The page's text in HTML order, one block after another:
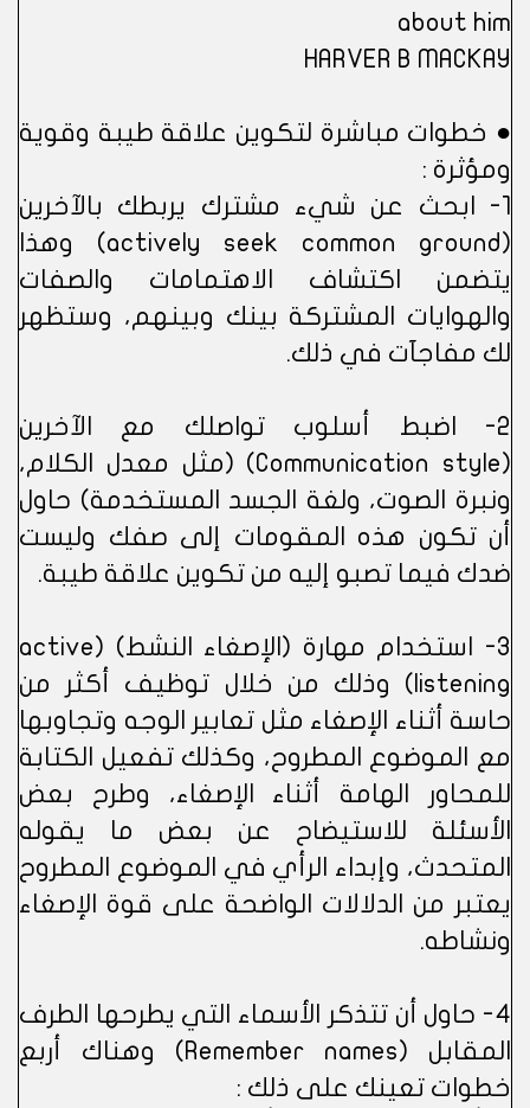
about him
HARVER B MACKAY
● خطوات مباشرة لتكوين علاقة طيبة وقوية
ومؤثرة :
1- ابحث عن شيء مشترك يربطك بالآخرين
(actively seek common ground) وهذا
يتضمن اكتشاف الاهتمامات والصفات
والهوايات المشتركة بينك وبينهم، وستظهر
لك مفاجآت في ذلك.
2- اضبط أسلوب تواصلك مع الآخرين
(Communication style) (مثل معدل الكلام،
ونبرة الصوت، ولغة الجسد المستخدمة) حاول
أن تكون هذه المقومات إلى صفك وليست
ضدك فيما تصبو إليه من تكوين علاقة طيبة.
3- استخدام مهارة (الإصغاء النشط) (active
listening) وذلك من خلال توظيف أكثر من
حاسة أثناء الإصغاء مثل تعابير الوجه وتجاوبها
مع الموضوع المطروح، وكذلك تفعيل الكتابة
للمحاور الهامة أثناء الإصغاء، وطرح بعض
الأسئلة للاستيضاح عن بعض ما يقوله
المتحدث، وإبداء الرأي في الموضوع المطروح
يعتبر من الدلالات الواضحة على قوة الإصغاء
ونشاطه.
4- حاول أن تتذكر الأسماء التي يطرحها الطرف
المقابل (Remember names) وهناك أربع
خطوات تعينك على ذلك :